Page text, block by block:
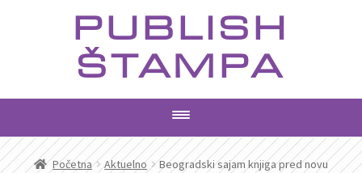
PUBLISH
ŠTAMPA
PROIZVODI
Početna Aktuelno
Beogradski sajam knjiga pred novu